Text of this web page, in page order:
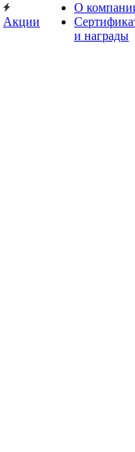
Акции
О
и награды